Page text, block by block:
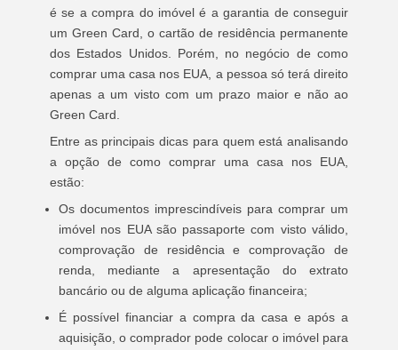
é se a compra do imóvel é a garantia de conseguir
um Green Card, o cartão de residência permanente
dos Estados Unidos. Porém, no negócio de como
comprar uma casa nos EUA, a pessoa só terá direito
apenas a um visto com um prazo maior e não ao
Green Card.
Entre as principais dicas para quem está analisando
a opção de como comprar uma casa nos EUA,
estão:
Os documentos imprescindíveis para comprar um
imóvel nos EUA são passaporte com visto válido,
comprovação de residência e comprovação de
renda, mediante a apresentação do extrato
bancário ou de alguma aplicação financeira;
É possível financiar a compra da casa e após a
aquisição, o comprador pode colocar o imóvel para